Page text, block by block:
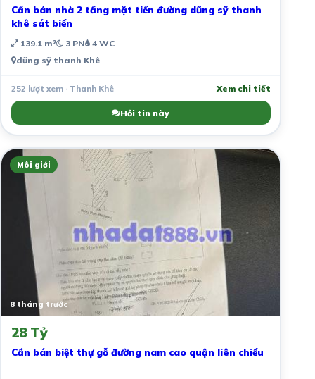
Cần bán nhà 2 tầng mặt tiền đường dũng sỹ thanh
khê sát biển
139.1 m² 3 PN 4 WC
dũng sỹ thanh Khê
252 lượt xem · Thanh Khê Xem chi tiết
Hỏi tin này
Môi giới
8 tháng trước
28 Tỷ
Cần bán biệt thự gỗ đường nam cao quận liên chiểu